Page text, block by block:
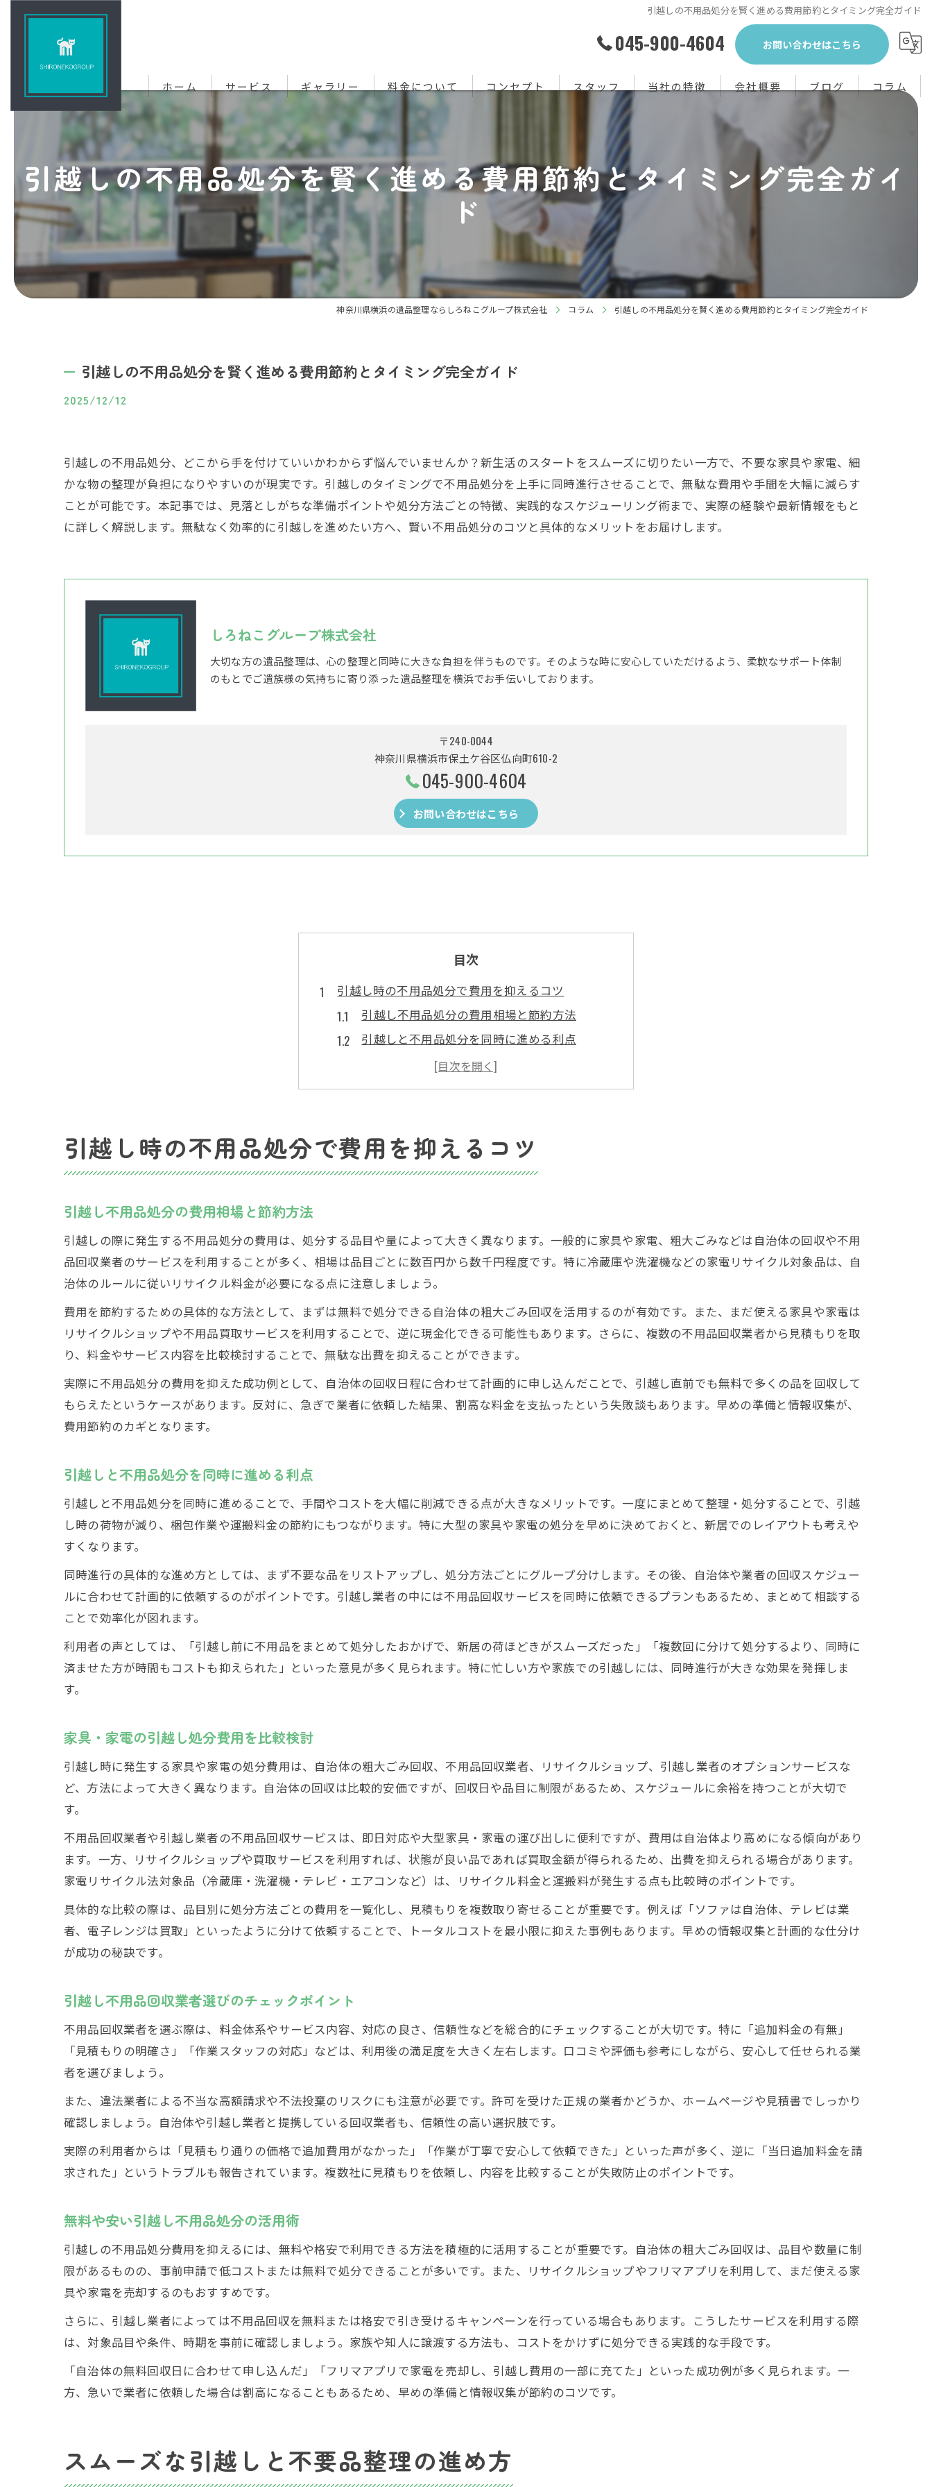
引越しの不用品処分を賢く進める費用節約とタイミング完全ガイド
045-900-4604 お問い合わせはこちら
ホーム サービス ギャラリー 料金について コンセプト スタッフ 当社の特徴
不用品回収
会社概要 ブログ コラム
引越しの不用品処分を賢く進める費用節約とタイミング完全ガイ
ド
神奈川県横浜の遺品整理ならしろねこグループ株式会社 コラム 引越しの不用品処分を賢く進める費用節約とタイミング完全ガイド
引越しの不用品処分を賢く進める費用節約とタイミング完全ガイド
2025/12/12
引越しの不用品処分、どこから手を付けていいかわからず悩んでいませんか？新生活のスタートをスムーズに切りたい一方で、不要な家具や家電、細
かな物の整理が負担になりやすいのが現実です。引越しのタイミングで不用品処分を上手に同時進行させることで、無駄な費用や手間を大幅に減らす
ことが可能です。本記事では、見落としがちな準備ポイントや処分方法ごとの特徴、実践的なスケジューリング術まで、実際の経験や最新情報をもと
に詳しく解説します。無駄なく効率的に引越しを進めたい方へ、賢い不用品処分のコツと具体的なメリットをお届けします。
しろねこグループ株式会社
大切な方の遺品整理は、心の整理と同時に大きな負担を伴うものです。そのような時に安心していただけるよう、柔軟なサポート体制
のもとでご遺族様の気持ちに寄り添った遺品整理を横浜でお手伝いしております。
〒240-0044
神奈川県横浜市保土ケ谷区仏向町610-2
045-900-4604
お問い合わせはこちら
目次
引越し時の不用品処分で費用を抑えるコツ
引越し不用品処分の費用相場と節約方法
引越しと不用品処分を同時に進める利点
家具・家電の引越し処分費用を比較検討
引越し不用品回収業者選びのチェックポイント
スムーズな引越しと不要品整理の進め方
引越し前の不用品整理スケジュール術
引越しで出る不用品を効率よく分別する方法
引越し不用品処分を迅速に進める実践例
家具や家電も安心の不用品処分方法とは
引越しの家具・家電不用品処分の基礎知識
家電リサイクル法に対応した引越し処分法
大型家具も安心の引越し不用品処分手順
引越しで家電を安全に処分するポイント
家具・家電の無料引越し処分は可能か
不用品回収と引越し同時利用のメリット
家具・家電の引越し処分が安い業者の特徴
ベッドなど大型家具を賢く処分する手順
引越しでベッド処分を成功させる流れ
引越し不用品処分で粗大ゴミを活用する方法
家具回収と引越しを同時進行する実践術
家具家電の無料引越し処分はどこまで可能か
引越しと不用品回収の無料サービス徹底解説
無料で安心な引越し不用品回収業者の選び方
引越し時の不用品処分で費用を抑えるコツ
引越し不用品処分の費用相場と節約方法
引越しの際に発生する不用品処分の費用は、処分する品目や量によって大きく異なります。一般的に家具や家電、粗大ごみなどは自治体の回収や不用
品回収業者のサービスを利用することが多く、相場は品目ごとに数百円から数千円程度です。特に冷蔵庫や洗濯機などの家電リサイクル対象品は、自
治体のルールに従いリサイクル料金が必要になる点に注意しましょう。
費用を節約するための具体的な方法として、まずは無料で処分できる自治体の粗大ごみ回収を活用するのが有効です。また、まだ使える家具や家電は
リサイクルショップや不用品買取サービスを利用することで、逆に現金化できる可能性もあります。さらに、複数の不用品回収業者から見積もりを取
り、料金やサービス内容を比較検討することで、無駄な出費を抑えることができます。
実際に不用品処分の費用を抑えた成功例として、自治体の回収日程に合わせて計画的に申し込んだことで、引越し直前でも無料で多くの品を回収して
もらえたというケースがあります。反対に、急ぎで業者に依頼した結果、割高な料金を支払ったという失敗談もあります。早めの準備と情報収集が、
費用節約のカギとなります。
引越しと不用品処分を同時に進める利点
引越しと不用品処分を同時に進めることで、手間やコストを大幅に削減できる点が大きなメリットです。一度にまとめて整理・処分することで、引越
し時の荷物が減り、梱包作業や運搬料金の節約にもつながります。特に大型の家具や家電の処分を早めに決めておくと、新居でのレイアウトも考えや
すくなります。
同時進行の具体的な進め方としては、まず不要な品をリストアップし、処分方法ごとにグループ分けします。その後、自治体や業者の回収スケジュー
ルに合わせて計画的に依頼するのがポイントです。引越し業者の中には不用品回収サービスを同時に依頼できるプランもあるため、まとめて相談する
ことで効率化が図れます。
利用者の声としては、「引越し前に不用品をまとめて処分したおかげで、新居の荷ほどきがスムーズだった」「複数回に分けて処分するより、同時に
済ませた方が時間もコストも抑えられた」といった意見が多く見られます。特に忙しい方や家族での引越しには、同時進行が大きな効果を発揮しま
す。
家具・家電の引越し処分費用を比較検討
引越し時に発生する家具や家電の処分費用は、自治体の粗大ごみ回収、不用品回収業者、リサイクルショップ、引越し業者のオプションサービスな
ど、方法によって大きく異なります。自治体の回収は比較的安価ですが、回収日や品目に制限があるため、スケジュールに余裕を持つことが大切で
す。
不用品回収業者や引越し業者の不用品回収サービスは、即日対応や大型家具・家電の運び出しに便利ですが、費用は自治体より高めになる傾向があり
ます。一方、リサイクルショップや買取サービスを利用すれば、状態が良い品であれば買取金額が得られるため、出費を抑えられる場合があります。
家電リサイクル法対象品（冷蔵庫・洗濯機・テレビ・エアコンなど）は、リサイクル料金と運搬料が発生する点も比較時のポイントです。
具体的な比較の際は、品目別に処分方法ごとの費用を一覧化し、見積もりを複数取り寄せることが重要です。例えば「ソファは自治体、テレビは業
者、電子レンジは買取」といったように分けて依頼することで、トータルコストを最小限に抑えた事例もあります。早めの情報収集と計画的な仕分け
が成功の秘訣です。
引越し不用品回収業者選びのチェックポイント
不用品回収業者を選ぶ際は、料金体系やサービス内容、対応の良さ、信頼性などを総合的にチェックすることが大切です。特に「追加料金の有無」
「見積もりの明確さ」「作業スタッフの対応」などは、利用後の満足度を大きく左右します。口コミや評価も参考にしながら、安心して任せられる業
者を選びましょう。
また、違法業者による不当な高額請求や不法投棄のリスクにも注意が必要です。許可を受けた正規の業者かどうか、ホームページや見積書でしっかり
確認しましょう。自治体や引越し業者と提携している回収業者も、信頼性の高い選択肢です。
実際の利用者からは「見積もり通りの価格で追加費用がなかった」「作業が丁寧で安心して依頼できた」といった声が多く、逆に「当日追加料金を請
求された」というトラブルも報告されています。複数社に見積もりを依頼し、内容を比較することが失敗防止のポイントです。
無料や安い引越し不用品処分の活用術
引越しの不用品処分費用を抑えるには、無料や格安で利用できる方法を積極的に活用することが重要です。自治体の粗大ごみ回収は、品目や数量に制
限があるものの、事前申請で低コストまたは無料で処分できることが多いです。また、リサイクルショップやフリマアプリを利用して、まだ使える家
具や家電を売却するのもおすすめです。
さらに、引越し業者によっては不用品回収を無料または格安で引き受けるキャンペーンを行っている場合もあります。こうしたサービスを利用する際
は、対象品目や条件、時期を事前に確認しましょう。家族や知人に譲渡する方法も、コストをかけずに処分できる実践的な手段です。
「自治体の無料回収日に合わせて申し込んだ」「フリマアプリで家電を売却し、引越し費用の一部に充てた」といった成功例が多く見られます。一
方、急いで業者に依頼した場合は割高になることもあるため、早めの準備と情報収集が節約のコツです。
スムーズな引越しと不要品整理の進め方